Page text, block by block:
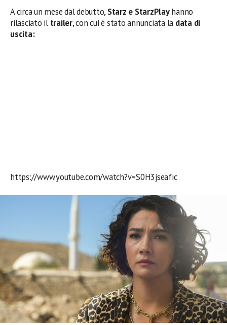
A circa un mese dal debutto, Starz e StarzPlayhanno
rilasciato il trailer, con cui è stato annunciata la data di
uscita:
https://www.youtube.com/watch?v=S0H3jseafic